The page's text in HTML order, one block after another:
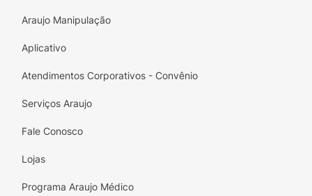
Araujo Manipulação
Aplicativo
Atendimentos Corporativos - Convênio
Serviços Araujo
Fale Conosco
Lojas
Programa Araujo Médico